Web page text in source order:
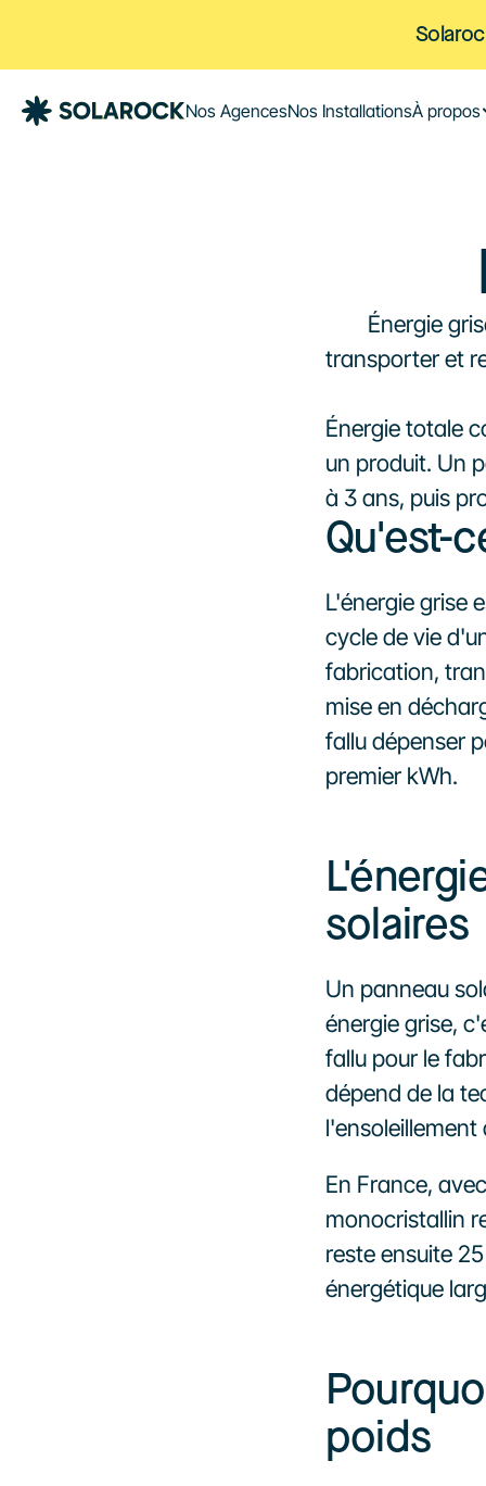
Nos AgencesNos InstallationsÀ propos
Énergie
transporter et
Énergie totale
un produit. Un
à 3 ans, puis
Qu'est-
L'énergie grise
cycle de vie
fabrication,
mise en
fallu dépenser
premier kWh.
solaires
Un panneau
énergie grise,
fallu pour le
dépend de la
En France,
monocristallin
reste ensuite
énergétique
poids